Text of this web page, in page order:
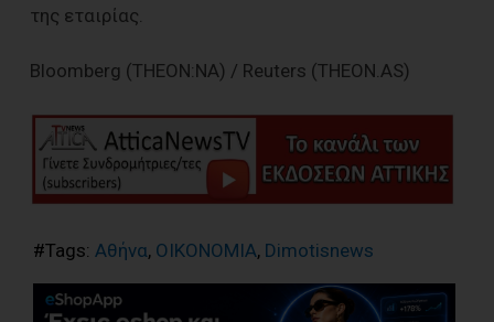
της εταιρίας.
Bloomberg (THEON:NA) / Reuters (THEON.AS)
#Tags: Αθήνα, ΟΙΚΟΝΟΜΙΑ, Dimotisnews